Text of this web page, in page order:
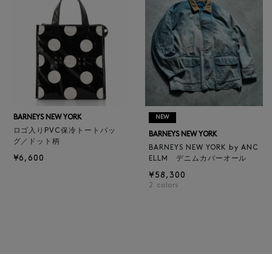
BARNEYS NEW YORK
ロゴ入りPVC保冷トートバッ
グ／ドット柄
¥6,600
NEW
BARNEYS NEW YORK
BARNEYS NEW YORK by ANC
ELLM デニムカバーオール
¥58,300
2 colors